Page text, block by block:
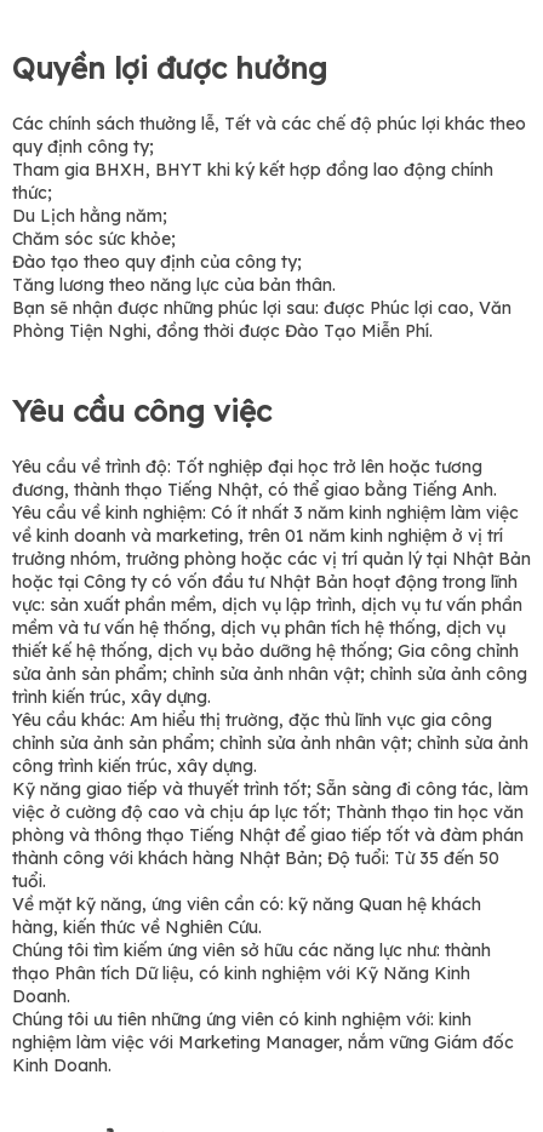
Quyền lợi được hưởng
Các chính sách thưởng lễ, Tết và các chế độ phúc lợi khác theo
quy định công ty;
Tham gia BHXH, BHYT khi ký kết hợp đồng lao động chính
thức;
Du Lịch hằng năm;
Chăm sóc sức khỏe;
Đào tạo theo quy định của công ty;
Tăng lương theo năng lực của bản thân.
Bạn sẽ nhận được những phúc lợi sau: được Phúc lợi cao, Văn
Phòng Tiện Nghi, đồng thời được Đào Tạo Miễn Phí.
Yêu cầu công việc
Yêu cầu về trình độ: Tốt nghiệp đại học trở lên hoặc tương
đương, thành thạo Tiếng Nhật, có thể giao bằng Tiếng Anh.
Yêu cầu về kinh nghiệm: Có ít nhất 3 năm kinh nghiệm làm việc
về kinh doanh và marketing, trên 01 năm kinh nghiệm ở vị trí
trưởng nhóm, trưởng phòng hoặc các vị trí quản lý tại Nhật Bản
hoặc tại Công ty có vốn đầu tư Nhật Bản hoạt động trong lĩnh
vực: sản xuất phần mềm, dịch vụ lập trình, dịch vụ tư vấn phần
mềm và tư vấn hệ thống, dịch vụ phân tích hệ thống, dịch vụ
thiết kế hệ thống, dịch vụ bảo dưỡng hệ thống; Gia công chỉnh
sửa ảnh sản phẩm; chỉnh sửa ảnh nhân vật; chỉnh sửa ảnh công
trình kiến trúc, xây dựng.
Yêu cầu khác: Am hiểu thị trường, đặc thù lĩnh vực gia công
chỉnh sửa ảnh sản phẩm; chỉnh sửa ảnh nhân vật; chỉnh sửa ảnh
công trình kiến trúc, xây dựng.
Kỹ năng giao tiếp và thuyết trình tốt; Sẵn sàng đi công tác, làm
việc ở cường độ cao và chịu áp lực tốt; Thành thạo tin học văn
phòng và thông thạo Tiếng Nhật để giao tiếp tốt và đàm phán
thành công với khách hàng Nhật Bản; Độ tuổi: Từ 35 đến 50
tuổi.
Về mặt kỹ năng, ứng viên cần có: kỹ năng Quan hệ khách
hàng, kiến thức về Nghiên Cứu.
Chúng tôi tìm kiếm ứng viên sở hữu các năng lực như: thành
thạo Phân tích Dữ liệu, có kinh nghiệm với Kỹ Năng Kinh
Doanh.
Chúng tôi ưu tiên những ứng viên có kinh nghiệm với: kinh
nghiệm làm việc với Marketing Manager, nắm vững Giám đốc
Kinh Doanh.